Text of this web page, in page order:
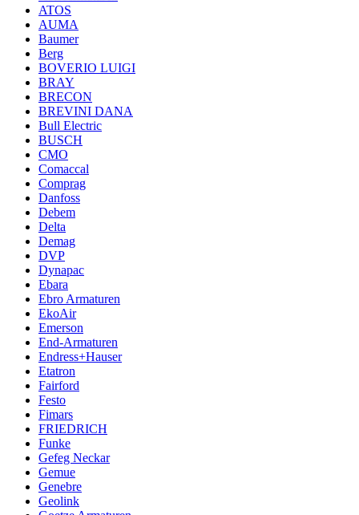
ATOS
AUMA
Baumer
Berg
BOVERIO LUIGI
BRAY
BRECON
BREVINI DANA
Bull Electric
BUSCH
CMO
Comaccal
Comprag
Danfoss
Debem
Delta
Demag
DVP
Dynapac
Ebara
Ebro Armaturen
EkoAir
Emerson
End-Armaturen
Endress+Hauser
Etatron
Fairford
Festo
Fimars
FRIEDRICH
Funke
Gefeg Neckar
Gemue
Genebre
Geolink